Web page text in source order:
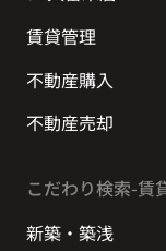
賃貸管理
不動産購入
不動産売却
こだわり検索-賃
新築・築浅